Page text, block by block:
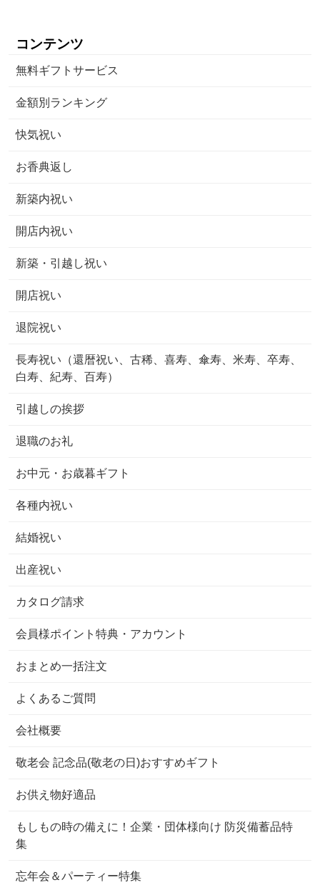
コンテンツ
無料ギフトサービス
金額別ランキング
快気祝い
お香典返し
新築内祝い
開店内祝い
新築・引越し祝い
開店祝い
退院祝い
長寿祝い（還暦祝い、古稀、喜寿、傘寿、米寿、卒寿、
白寿、紀寿、百寿）
引越しの挨拶
退職のお礼
お中元・お歳暮ギフト
各種内祝い
結婚祝い
出産祝い
カタログ請求
会員様ポイント特典・アカウント
おまとめ一括注文
よくあるご質問
会社概要
敬老会 記念品(敬老の日)おすすめギフト
お供え物好適品
もしもの時の備えに！企業・団体様向け 防災備蓄品特
集
忘年会＆パーティー特集